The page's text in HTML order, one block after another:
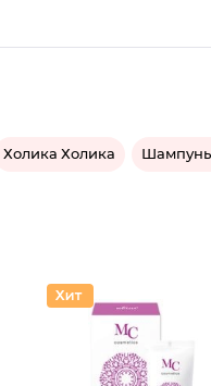
Холика Холика